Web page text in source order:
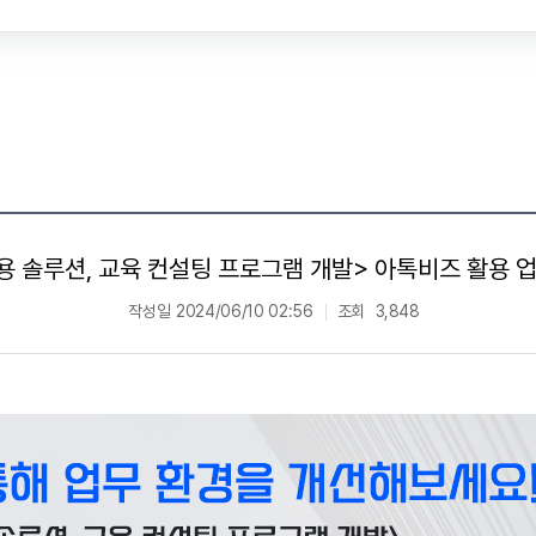
솔루션, 교육 컨설팅 프로그램 개발> 아톡비즈 활용
작성일 2024/06/10 02:56 조회 3,848